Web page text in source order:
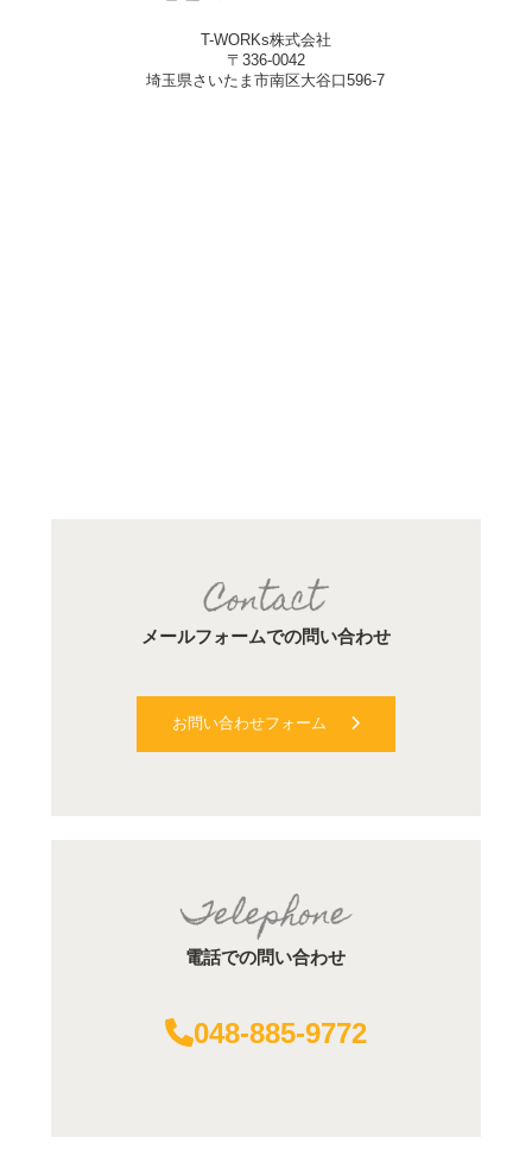
T-WORKs株式会社
〒336-0042
埼玉県さいたま市南区大谷口596-7
メールフォームでの問い合わせ
お問い合わせフォーム
電話での問い合わせ
048-885-9772